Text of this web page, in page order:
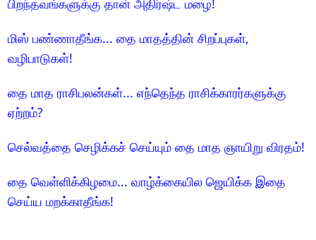
பிறந்தவங்களுக்கு தான் அதிர்ஷ்ட மழை!
மிஸ் பண்ணாதீங்க... தை மாதத்தின் சிறப்புகள்,
வழிபாடுகள்!
தை மாத ராசிபலன்கள்... எந்தெந்த ராசிக்காரர்களுக்கு
ஏற்றம்?
செல்வத்தை செழிக்கச் செய்யும் தை மாத ஞாயிறு விரதம்!
தை வெள்ளிக்கிழமை... வாழ்க்கையில ஜெயிக்க இதை
செய்ய மறக்காதீங்க!